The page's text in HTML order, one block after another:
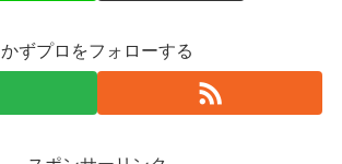
かずプロをフォローする